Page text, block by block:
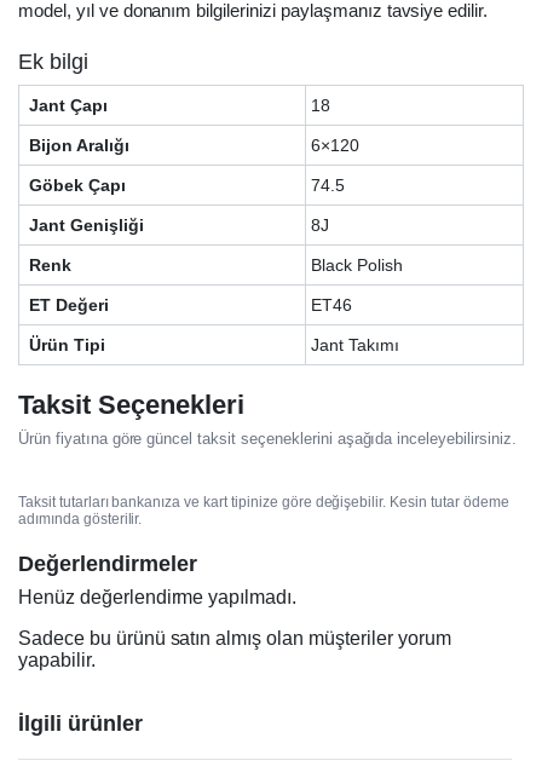
model, yıl ve donanım bilgilerinizi paylaşmanız tavsiye edilir.
Ek bilgi
Jant Çapı 18
Bijon Aralığı 6×120
Göbek Çapı 74.5
Jant Genişliği 8J
Renk Black Polish
ET Değeri ET46
Ürün Tipi Jant Takımı
Taksit Seçenekleri
Ürün fiyatına göre güncel taksit seçeneklerini aşağıda inceleyebilirsiniz.
Taksit tutarları bankanıza ve kart tipinize göre değişebilir. Kesin tutar ödeme
adımında gösterilir.
Değerlendirmeler
Henüz değerlendirme yapılmadı.
Sadece bu ürünü satın almış olan müşteriler yorum
yapabilir.
İlgili ürünler